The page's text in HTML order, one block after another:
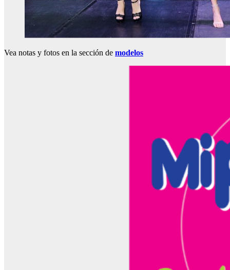
Vea notas y fotos en la sección de modelos